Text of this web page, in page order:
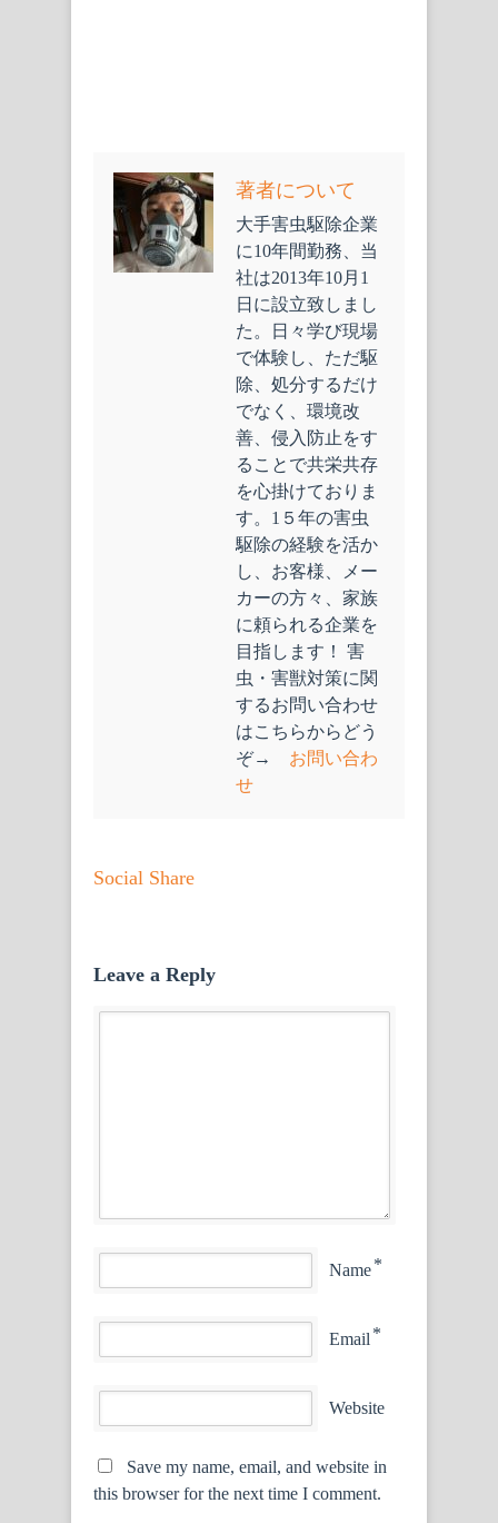
著者について
大手害虫駆除企業
に10年間勤務、当
社は2013年10月1
日に設立致しまし
た。日々学び現場
で体験し、ただ駆
除、処分するだけ
でなく、環境改
善、侵入防止をす
ることで共栄共存
を心掛けておりま
す。1５年の害虫
駆除の経験を活か
し、お客様、メー
カーの方々、家族
に頼られる企業を
目指します！ 害
虫・害獣対策に関
するお問い合わせ
はこちらからどう
ぞ→ お問い合わ
せ
Social Share
Leave a Reply
Name*
Email *
Website
Save my name, email, and website in
this browser for the next time I comment.